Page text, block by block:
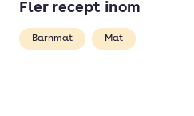
Fler recept inom
Barnmat Mat